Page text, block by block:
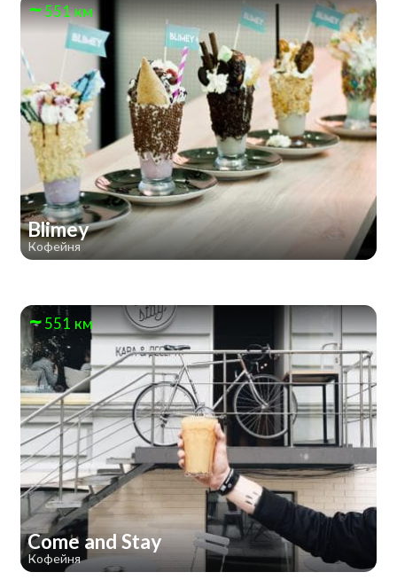
551 км
Blimey
Кофейня
551 км
Come and Stay
Кофейня